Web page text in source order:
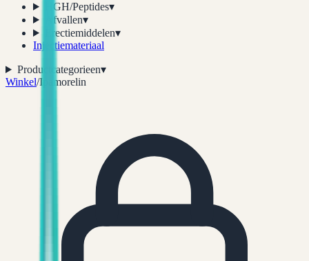
HGH/Peptides▾
Afvallen▾
Erectiemiddelen▾
Injectiemateriaal
Productcategorieen▾
Winkel/Ipamorelin